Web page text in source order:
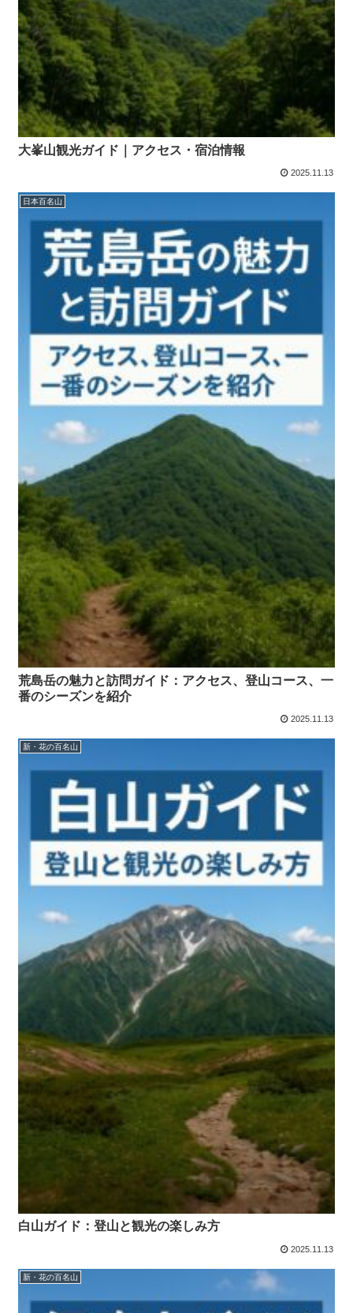
大峯山観光ガイド｜アクセス・宿泊情報
2025.11.13
日本百名山
荒島岳の魅力と訪問ガイド：アクセス、登山コース、一
番のシーズンを紹介
2025.11.13
新・花の百名山
白山ガイド：登山と観光の楽しみ方
2025.11.13
新・花の百名山